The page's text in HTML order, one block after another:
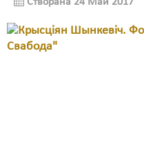
Дзяржава
Дыскрымінацыя